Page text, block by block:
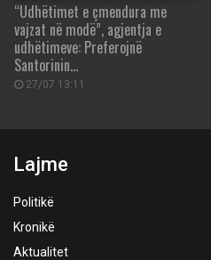
“Udhëtimet e çmendura me
vajzat në modë”, agjentja e
udhëtimeve: Preferojnë
Santorinin…
27/07 13:11
Lajme
Politikë
Kronikë
Aktualitet